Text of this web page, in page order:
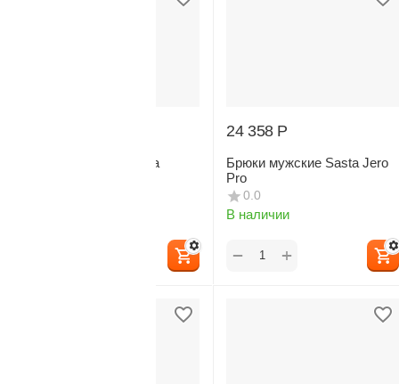
Брюки мужские Sasta
24 358 Р
Брюки мужские Sasta Jero
Pro
0.0
В наличии
+
−